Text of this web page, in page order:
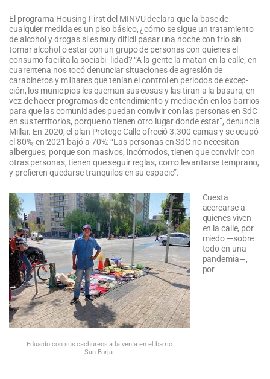
El programa Housing First del MINVU declara que la base de
cualquier medida es un piso básico, ¿cómo se sigue un tratamiento
de alcohol y drogas si es muy difícil pasar una noche con frío sin
tomar alcohol o estar con un grupo de personas con quienes el
consumo facilita la sociabi- lidad? “A la gente la matan en la calle; en
cuarentena nos tocó denunciar situaciones de agresión de
carabineros y militares que tenían el control en periodos de excep-
ción, los municipios les queman sus cosas y las tiran a la basura, en
vez de hacer programas de entendimiento y mediación en los barrios
para que las comunidades puedan convivir con las personas en SdC
en sus territorios, porque no tienen otro lugar donde estar”, denuncia
Millar. En 2020, el plan Protege Calle ofreció 3.300 camas y se ocupó
el 80%, en 2021 bajó a 70%: “Las personas en SdC no necesitan
albergues, porque son masivos, incómodos, tienen que convivir con
otras personas, tienen que seguir reglas, como levantarse temprano,
y prefieren quedarse tranquilos en su espacio”.
Eduardo con sus cachureos a la venta en el barrio
San Borja.
Cuesta
acercarse a
quienes viven
en la calle, por
miedo —sobre
todo en una
pandemia—,
por